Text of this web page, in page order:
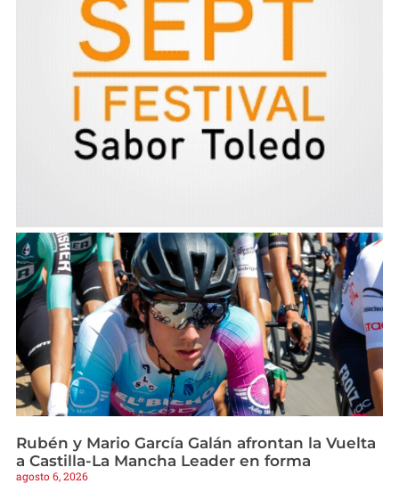
Rubén y Mario García Galán afrontan la Vuelta
a Castilla-La Mancha Leader en forma
agosto 6, 2026